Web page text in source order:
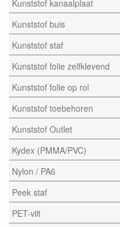
Kunststof kanaalplaat
Kunststof buis
Kunststof staf
Kunststof folie zelfklevend
Kunststof folie op rol
Kunststof toebehoren
Kunststof Outlet
Kydex (PMMA/PVC)
Nylon / PA6
Peek staf
PET-vilt